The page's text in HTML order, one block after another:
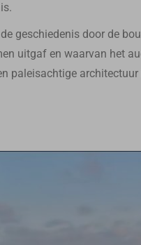
geschiedenis door de
uitgaf en waarvan het
paleisachtige